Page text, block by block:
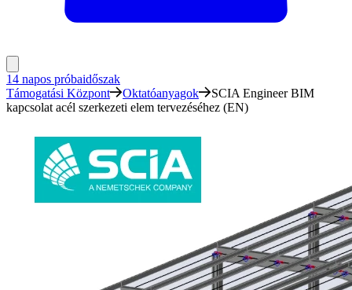
14 napos próbaidőszak
Támogatási Központ
Oktatóanyagok
SCIA Engineer BIM
kapcsolat acél szerkezeti elem tervezéséhez (EN)